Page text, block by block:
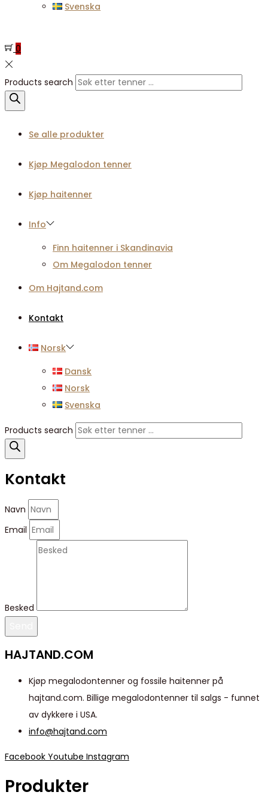
Svenska
0
Products search
Se alle produkter
Kjøp Megalodon tenner
Kjøp haitenner
Info
Finn haitenner i Skandinavia
Om Megalodon tenner
Om Hajtand.com
Kontakt
Norsk
Dansk
Norsk
Svenska
Products search
Kontakt
Navn
Email
Besked
HAJTAND.COM
Kjøp megalodontenner og fossile haitenner på
hajtand.com. Billige megalodontenner til salgs - funnet
av dykkere i USA.
info@hajtand.com
Facebook Youtube Instagram
Produkter